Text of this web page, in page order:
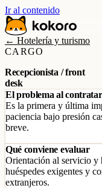
Ir al contenido
← Hotelería y turismo
CARGO
Recepcionista / front
desk
El problema al contratar
Es la primera y última
paciencia bajo presión
breve.
Qué conviene evaluar
Orientación al servicio y
huéspedes exigentes y
extranjeros.